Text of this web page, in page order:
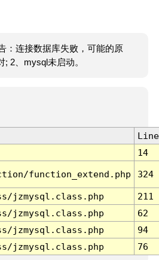
：连接数据库失败，可能的原
; 2、mysql未启动。
Line
14
function_extend.php 324
jzmysql.class.php
211
jzmysql.class.php
62
jzmysql.class.php
94
jzmysql.class.php 76